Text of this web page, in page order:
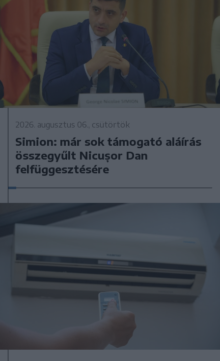
2026. augusztus 06., csütörtök
Simion: már sok támogató aláírás
összegyűlt Nicușor Dan
felfüggesztésére